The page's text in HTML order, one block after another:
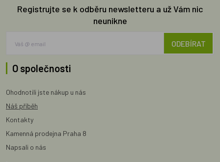
Registrujte se k odběru newsletteru a už Vám nic
neunikne
ODEBÍRAT
O společnosti
Ohodnotili jste nákup u nás
Náš příběh
Kontakty
Kamenná prodejna Praha 8
Napsali o nás